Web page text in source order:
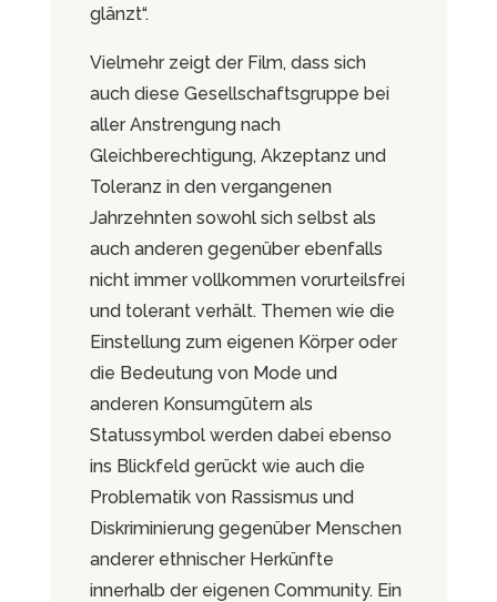
glänzt“.
Vielmehr zeigt der Film, dass sich
auch diese Gesellschaftsgruppe bei
aller Anstrengung nach
Gleichberechtigung, Akzeptanz und
Toleranz in den vergangenen
Jahrzehnten sowohl sich selbst als
auch anderen gegenüber ebenfalls
nicht immer vollkommen vorurteilsfrei
und tolerant verhält. Themen wie die
Einstellung zum eigenen Körper oder
die Bedeutung von Mode und
anderen Konsumgütern als
Statussymbol werden dabei ebenso
ins Blickfeld gerückt wie auch die
Problematik von Rassismus und
Diskriminierung gegenüber Menschen
anderer ethnischer Herkünfte
innerhalb der eigenen Community. Ein